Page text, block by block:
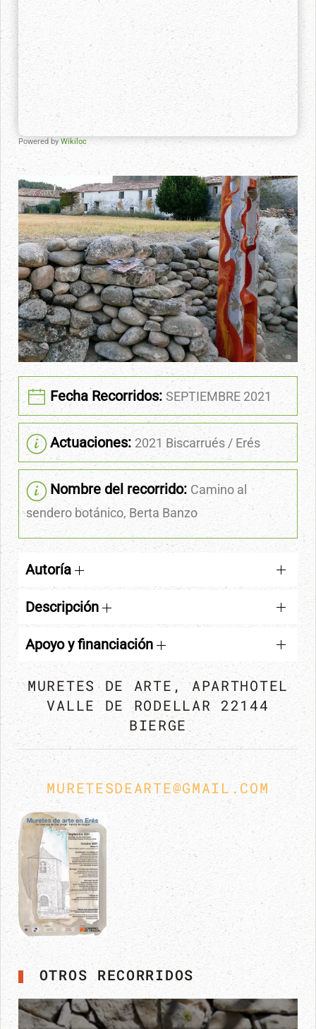
Powered byWikiloc
Ampliar imagen
Fecha Recorridos: SEPTIEMBRE 2021
Actuaciones: 2021 Biscarrués / Erés
Nombre del recorrido: Camino al
sendero botánico, Berta Banzo
Autoría
Descripción
Apoyo y financiación
MURETES DE ARTE, APARTHOTEL
VALLE DE RODELLAR 22144
BIERGE
MURETESDEARTE@GMAIL.COM
OTROS RECORRIDOS